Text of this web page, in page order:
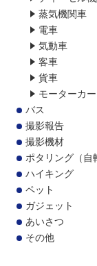
蒸気機関車
電車
気動車
客車
貨車
モーターカー
バス
撮影報告
撮影機材
ポタリング（自
ハイキング
ペット
ガジェット
あいさつ
その他